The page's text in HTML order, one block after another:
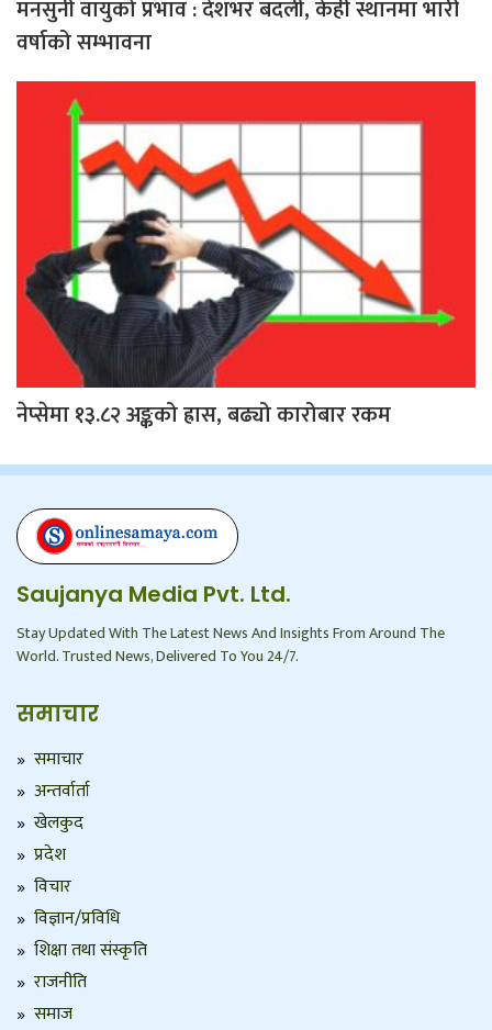
मनसुनी वायुको प्रभाव : देशभर बदली, केही स्थानमा भारी
वर्षाको सम्भावना
नेप्सेमा १३.८२ अङ्कको ह्रास, बढ्यो कारोबार रकम
Saujanya Media Pvt. Ltd.
Stay Updated With The Latest News And Insights From Around The
World. Trusted News, Delivered To You 24/7.
समाचार
समाचार
अन्तर्वार्ता
खेलकुद
प्रदेश
विचार
विज्ञान/प्रविधि
शिक्षा तथा संस्कृति
राजनीति
समाज